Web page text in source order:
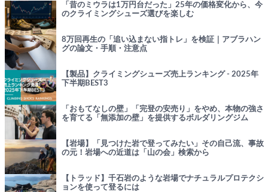
「昔のミウラは1万円台だった」25年の価格変化から、今
のクライミングシューズ選びを楽しむ
8万回再生の「追い込まない指トレ」を検証｜アブラハン
グの論文・手順・注意点
【製品】クライミングシューズ売上ランキング - 2025年
下半期BEST3
「おもてなしの壁」「完登の安売り」をやめ、本物の強さ
を育てる「無添加の壁」を提供するボルダリングジム
【岩場】「見つけた岩で登ってみたい」その自己流、事故
の元！岩場への近道は「山の会」検索から
【トラッド】千石岩のような岩場でナチュラルプロテクシ
ョンを使って登るには